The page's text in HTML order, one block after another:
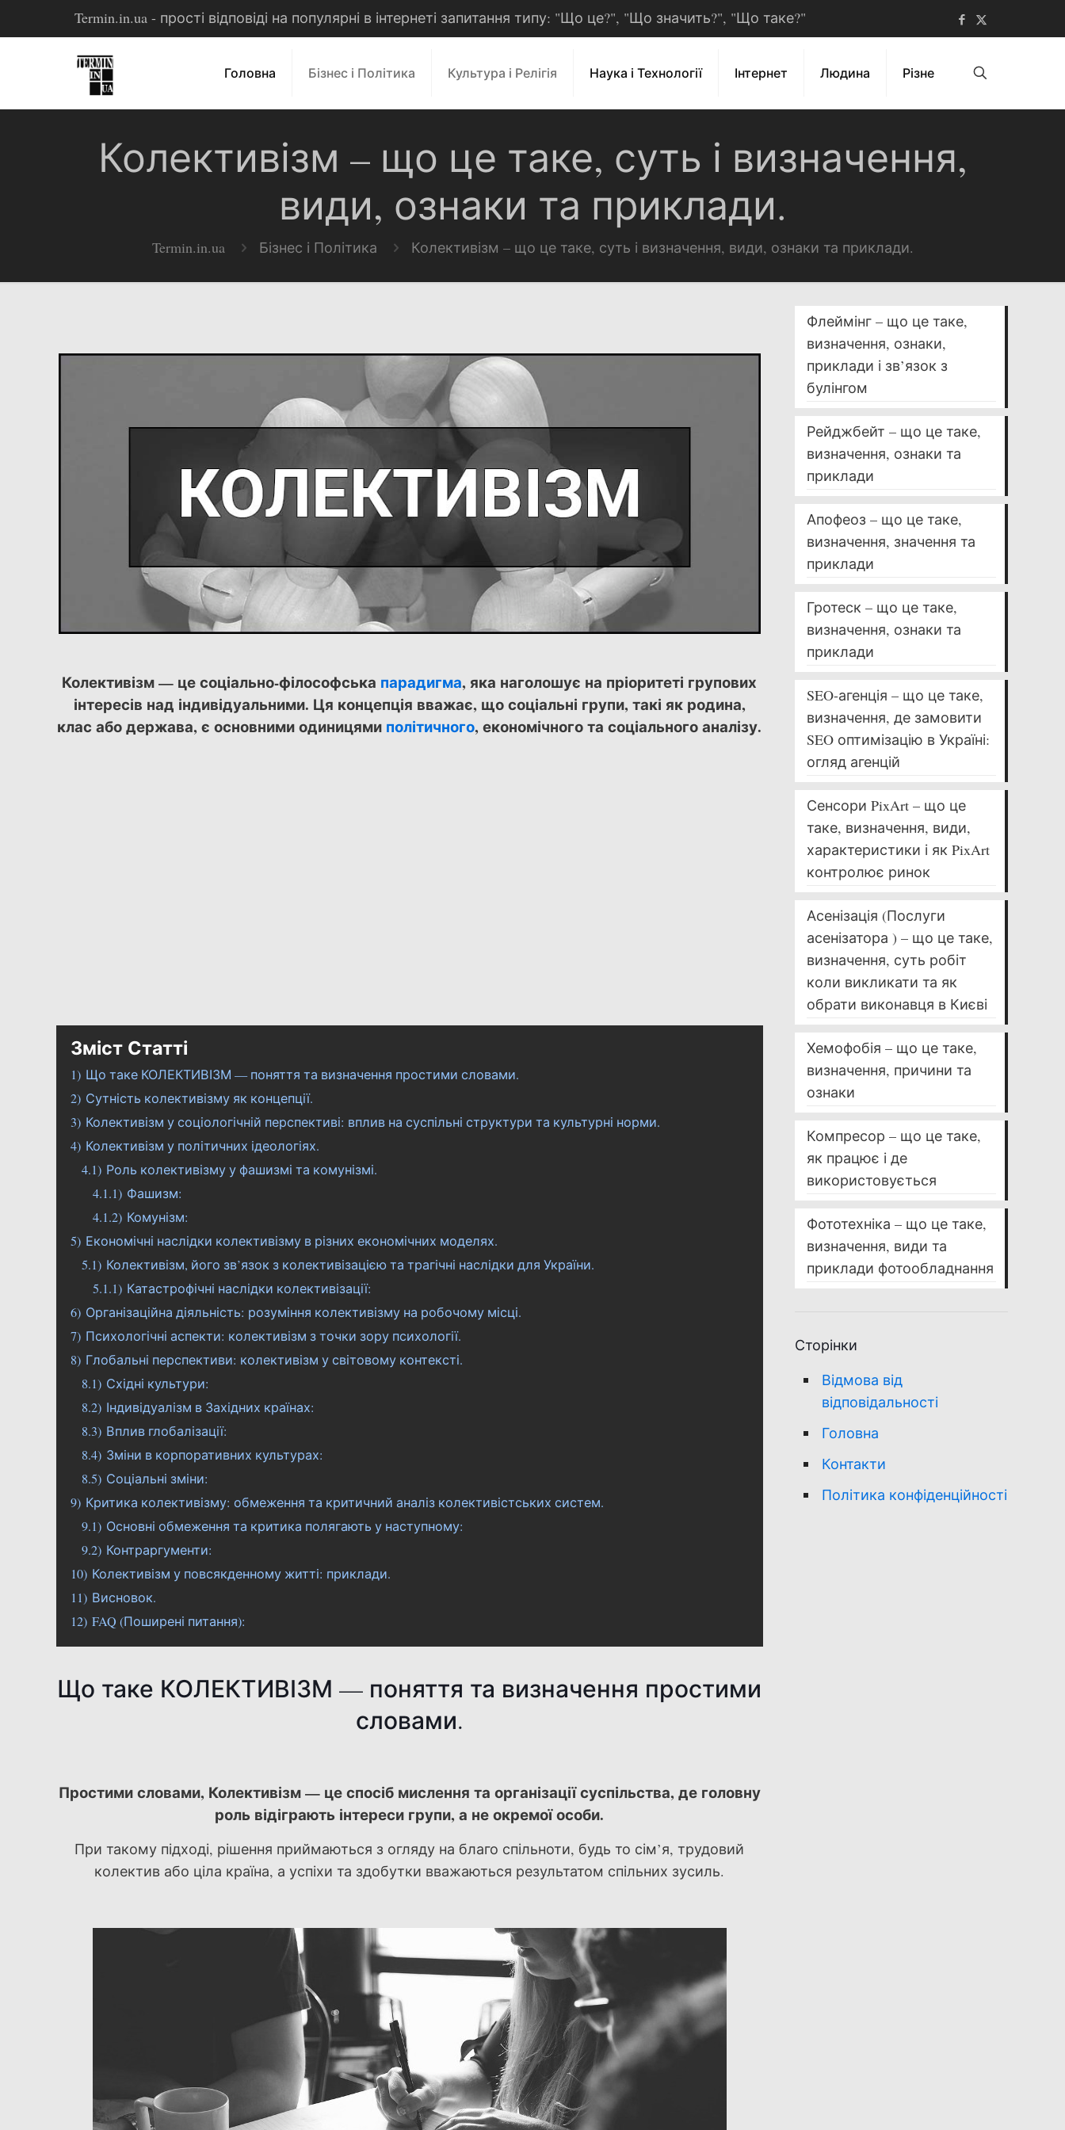
Termin.in.ua - прості відповіді на популярні в інтернеті запитання типу: "Що це?", "Що значить?", "Що таке?"
Головна Бізнес і Політика Культура і Релігія Наука і Технології Інтернет Людина Різне
Колективізм – що це таке, суть і визначення,
види, ознаки та приклади.
Termin.in.ua Бізнес і Політика Колективізм – що це таке, суть і визначення, види, ознаки та приклади.
Колективізм — це соціально-філософська парадигма, яка наголошує на пріоритеті групових
інтересів над індивідуальними. Ця концепція вважає, що соціальні групи, такі як родина,
клас або держава, є основними одиницями політичного, економічного та соціального аналізу.
Зміст Статті
1) Що таке КОЛЕКТИВІЗМ — поняття та визначення простими словами.
2) Сутність колективізму як концепції.
3) Колективізм у соціологічній перспективі: вплив на суспільні структури та культурні норми.
4) Колективізм у політичних ідеологіях.
4.1) Роль колективізму у фашизмі та комунізмі.
4.1.1) Фашизм:
4.1.2) Комунізм:
5) Економічні наслідки колективізму в різних економічних моделях.
5.1) Колективізм, його зв’язок з колективізацією та трагічні наслідки для України.
5.1.1) Катастрофічні наслідки колективізації:
6) Організаційна діяльність: розуміння колективізму на робочому місці.
7) Психологічні аспекти: колективізм з точки зору психології.
8) Глобальні перспективи: колективізм у світовому контексті.
8.1) Східні культури:
8.2) Індивідуалізм в Західних країнах:
8.3) Вплив глобалізації:
8.4) Зміни в корпоративних культурах:
8.5) Соціальні зміни:
9) Критика колективізму: обмеження та критичний аналіз колективістських систем.
9.1) Основні обмеження та критика полягають у наступному:
9.2) Контраргументи:
10) Колективізм у повсякденному житті: приклади.
11) Висновок.
12) FAQ (Поширені питання):
Що таке КОЛЕКТИВІЗМ — поняття та визначення простими
словами.
Простими словами, Колективізм — це спосіб мислення та організації суспільства, де головну
роль відіграють інтереси групи, а не окремої особи.
При такому підході, рішення приймаються з огляду на благо спільноти, будь то сім’я, трудовий
колектив або ціла країна, а успіхи та здобутки вважаються результатом спільних зусиль.
Флеймінг – що це таке,
визначення, ознаки,
приклади і зв’язок з
булінгом
Рейджбейт – що це таке,
визначення, ознаки та
приклади
Апофеоз – що це таке,
визначення, значення та
приклади
Гротеск – що це таке,
визначення, ознаки та
приклади
SEO-агенція – що це таке,
визначення, де замовити
SEO оптимізацію в Україні:
огляд агенцій
Сенсори PixArt – що це
таке, визначення, види,
характеристики і як PixArt
контролює ринок
Асенізація (Послуги
асенізатора ) – що це таке,
визначення, суть робіт
коли викликати та як
обрати виконавця в Києві
Хемофобія – що це таке,
визначення, причини та
ознаки
Компресор – що це таке,
як працює і де
використовується
Фототехніка – що це таке,
визначення, види та
приклади фотообладнання
Сторінки
Відмова від
відповідальності
Головна
Контакти
Політика конфіденційності